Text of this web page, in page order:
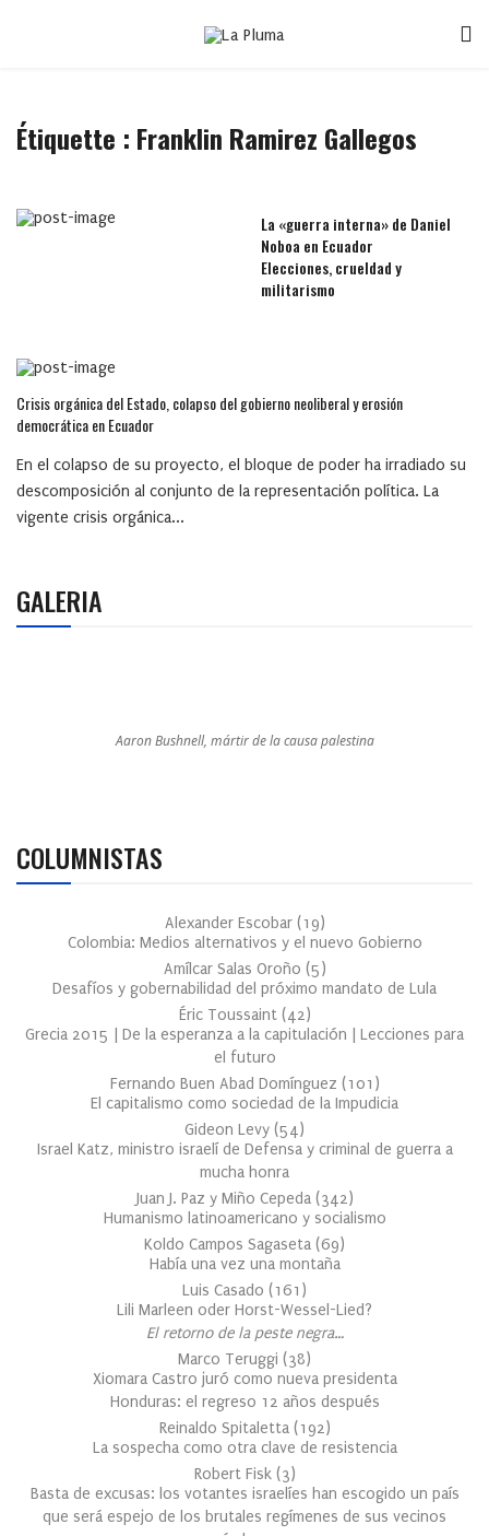
Étiquette : Franklin Ramirez Gallegos
La «guerra interna» de Daniel
Noboa en Ecuador
Elecciones, crueldad y
militarismo
Crisis orgánica del Estado, colapso del gobierno neoliberal y erosión
democrática en Ecuador
En el colapso de su proyecto, el bloque de poder ha irradiado su
descomposición al conjunto de la representación política. La
vigente crisis orgánica...
GALERIA
Aaron Bushnell, mártir de la causa palestina
COLUMNISTAS
Alexander Escobar (19)
Colombia: Medios alternativos y el nuevo Gobierno
Amílcar Salas Oroño (5)
Desafíos y gobernabilidad del próximo mandato de Lula
Éric Toussaint (42)
Grecia 2015 | De la esperanza a la capitulación | Lecciones para
el futuro
Fernando Buen Abad Domínguez (101 )
El capitalismo como sociedad de la Impudicia
Gideon Levy (54)
Israel Katz, ministro israelí de Defensa y criminal de guerra a
mucha honra
Juan J. Paz y Miño Cepeda (342)
Humanismo latinoamericano y socialismo
Koldo Campos Sagaseta (69)
Había una vez una montaña
Luis Casado (161 )
Lili Marleen oder Horst-Wessel-Lied?
El retorno de la peste negra…
Marco Teruggi (38)
Xiomara Castro juró como nueva presidenta
Honduras: el regreso 12 años después
Reinaldo Spitaletta (192)
La sospecha como otra clave de resistencia
Robert Fisk (3)
Basta de excusas: los votantes israelíes han escogido un país
que será espejo de los brutales regímenes de sus vecinos